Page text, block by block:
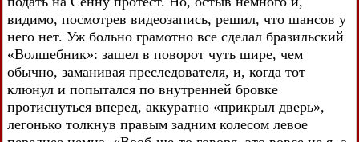
видимо, посмотрев видеозапись, решил, что шансов у
него нет. Уж больно грамотно все сделал бразильский
«Волшебник»: зашел в поворот чуть шире, чем
обычно, заманивая преследователя, и, когда тот
клюнул и попытался по внутренней бровке
протиснуться вперед, аккуратно «прикрыл дверь»,
легонько толкнув правым задним колесом левое